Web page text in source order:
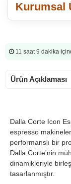
Kurumsal
11 saat 9 dakika
Ürün Açıklaması
Dalla Corte Icon
espresso
performanslı bir
Dalla Corte’nin
dinamikleriyle
tasarlanmıştır.